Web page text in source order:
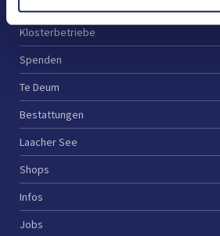
Klosterbetriebe
Spenden
Te Deum
Bestattungen
Laacher See
Shops
Infos
Jobs